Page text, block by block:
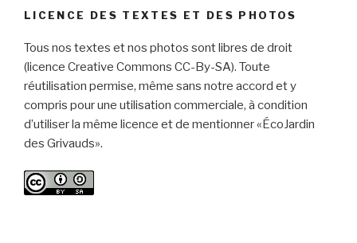
LICENCE DES TEXTES ET DES PHOTOS
Tous nos textes et nos photos sont libres de droit
(licence Creative Commons CC-By-SA). Toute
réutilisation permise, même sans notre accord et y
compris pour une utilisation commerciale, à condition
d’utiliser la même licence et de mentionner «ÉcoJardin
des Grivauds».